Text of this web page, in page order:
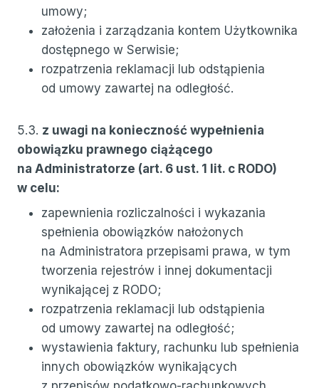
umowy;
założenia i zarządzania kontem Użytkownika
dostępnego w Serwisie;
rozpatrzenia reklamacji lub odstąpienia
od umowy zawartej na odległość.
5.3. z uwagi na konieczność wypełnienia
obowiązku prawnego ciążącego
na Administratorze (art. 6 ust. 1 lit. c RODO)
w celu:
zapewnienia rozliczalności i wykazania
spełnienia obowiązków nałożonych
na Administratora przepisami prawa, w tym
tworzenia rejestrów i innej dokumentacji
wynikającej z RODO;
rozpatrzenia reklamacji lub odstąpienia
od umowy zawartej na odległość;
wystawienia faktury, rachunku lub spełnienia
innych obowiązków wynikających